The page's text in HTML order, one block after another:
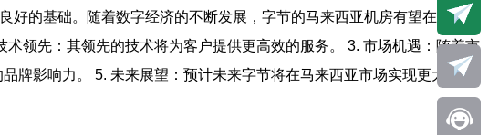
的基础。随着数字经济的不断发展，字节的马来西亚机房有望在未来的
领先：其领先的技术将为客户提供更高效的服务。 3. 市场机遇：随着市
影响力。 5. 未来展望：预计未来字节将在马来西亚市场实现更大的成